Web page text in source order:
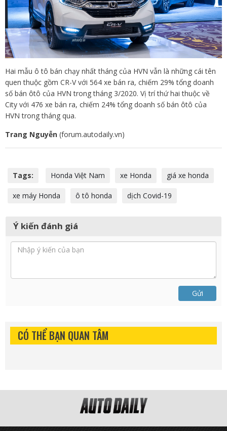
Hai mẫu ô tô bán chạy nhất tháng của HVN vẫn là những cái tên
quen thuộc gồm CR-V với 564 xe bán ra, chiếm 29% tổng doanh
số bán ôtô của HVN trong tháng 3/2020. Vị trí thứ hai thuộc về
City với 476 xe bán ra, chiếm 24% tổng doanh số bán ôtô của
HVN trong tháng qua.
Trang Nguyễn (forum.autodaily.vn)
Tags: Honda Việt Nam xe Honda giá xe honda
xe máy Honda ô tô honda dịch Covid-19
Ý kiến đánh giá
Gửi
CÓ THỂ BẠN QUAN TÂM